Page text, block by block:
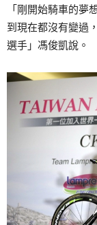
「剛開始騎車的夢
到現在都沒有變過
選手」馮俊凱說。